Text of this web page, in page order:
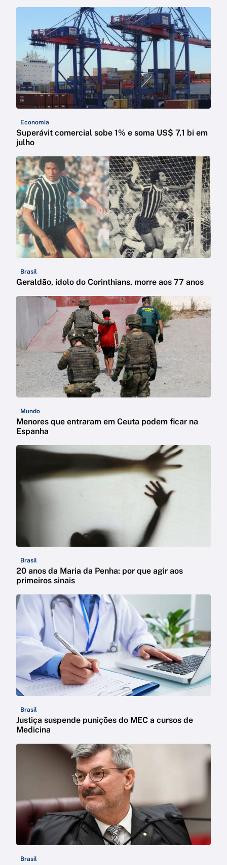
Economia
Superávit comercial sobe 1% e soma US$ 7,1 bi em
julho
Brasil
Geraldão, ídolo do Corinthians, morre aos 77 anos
Mundo
Menores que entraram em Ceuta podem ficar na
Espanha
Brasil
20 anos da Maria da Penha: por que agir aos
primeiros sinais
Brasil
Justiça suspende punições do MEC a cursos de
Medicina
Brasil